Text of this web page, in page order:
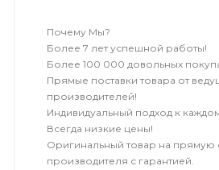
Почему Мы?
Более 7 лет успешной работы!
Более 100 000 довольных
Прямые поставки товара от
производителей!
Индивидуальный подход к
Всегда низкие цены!
Оригинальный товар на прямую
производителя с гарантией.